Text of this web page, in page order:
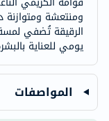
ومنتعشة ومتوازنة
الرقيقة تُضفي
يومي للعناية
المواصفات